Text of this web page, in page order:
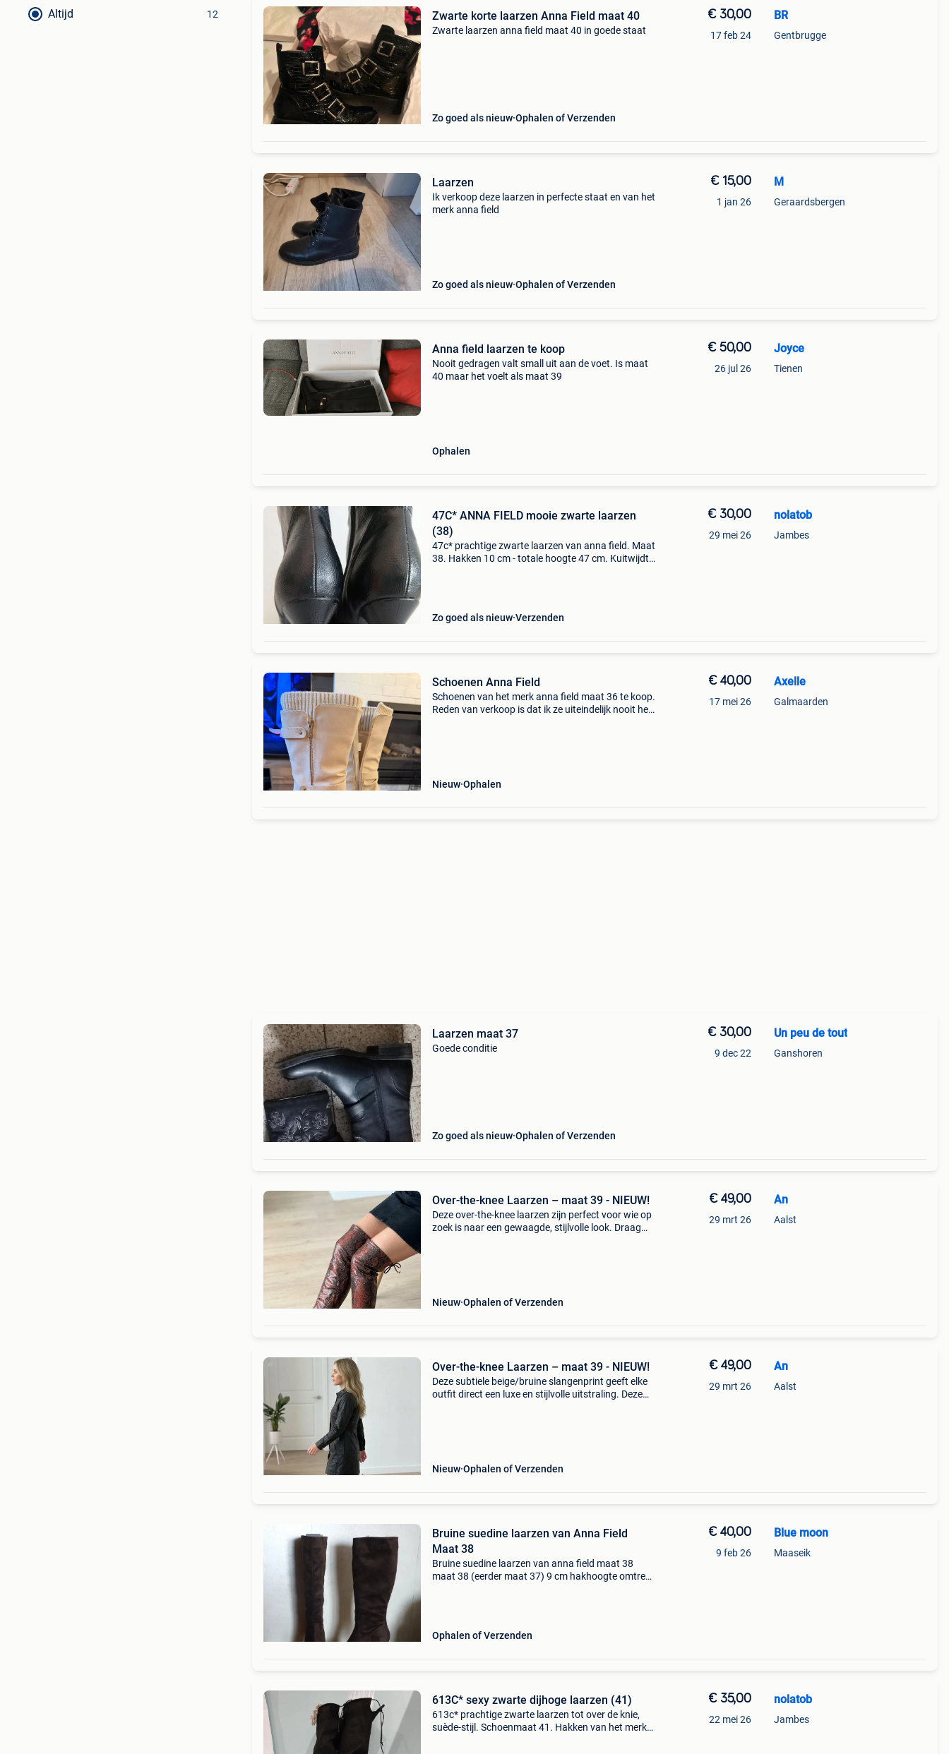
Altijd 12 Zwarte korte laarzen Anna Field maat 40
Zwarte laarzen anna field maat 40 in goede staat
Zo goed als nieuw Ophalen of Verzenden
€ 30,00
17 feb 24
BR
Gentbrugge
Laarzen
Ik verkoop deze laarzen in perfecte staat en van het
merk anna field
Zo goed als nieuw Ophalen of Verzenden
€ 15,00
1 jan 26
M
Geraardsbergen
Anna field laarzen te koop
Nooit gedragen valt small uit aan de voet. Is maat
40 maar het voelt als maat 39
Ophalen
€ 50,00
26 jul 26
Joyce
Tienen
47C* ANNA FIELD mooie zwarte laarzen
(38)
47c* prachtige zwarte laarzen van anna field. Maat
38. Hakken 10 cm - totale hoogte 47 cm. Kuitwijdte
Zo goed als nieuw Verzenden
€ 30,00
29 mei 26
nolatob
Jambes
Schoenen Anna Field
Schoenen van het merk anna field maat 36 te koop.
Reden van verkoop is dat ik ze uiteindelijk nooit heb
Nieuw Ophalen
€ 40,00
17 mei 26
Axelle
Galmaarden
Laarzen maat 37
Goede conditie
Zo goed als nieuw Ophalen of Verzenden
€ 30,00
9 dec 22
Un peu de tout
Ganshoren
Over-the-knee Laarzen – maat 39 - NIEUW!
Deze over-the-knee laarzen zijn perfect voor wie op
zoek is naar een gewaagde, stijlvolle look. Draag
Nieuw Ophalen of Verzenden
€ 49,00
29 mrt 26
An
Aalst
Over-the-knee Laarzen – maat 39 - NIEUW!
Deze subtiele beige/bruine slangenprint geeft elke
outfit direct een luxe en stijlvolle uitstraling. Deze
Nieuw Ophalen of Verzenden
€ 49,00
29 mrt 26
An
Aalst
Bruine suedine laarzen van Anna Field
Maat 38
Bruine suedine laarzen van anna field maat 38
maat 38 (eerder maat 37) 9 cm hakhoogte omtrek
Ophalen of Verzenden
€ 40,00
9 feb 26
Blue moon
Maaseik
613C* sexy zwarte dijhoge laarzen (41)
613c* prachtige zwarte laarzen tot over de knie,
suède-stijl. Schoenmaat 41. Hakken van het merk
€ 35,00
22 mei 26
nolatob
Jambes